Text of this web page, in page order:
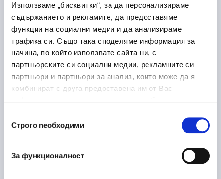
Използваме „бисквитки“, за да персонализираме
съдържанието и рекламите, да предоставяме
функции на социални медии и да анализираме
трафика си. Също така споделяме информация за
начина, по който използвате сайта ни, с
партньорските си социални медии, рекламните си
партньори и партньори за анализ, които може да я
комбинират с друга предоставена им от Вас
наСтрого nеобходими
За функционалност
на мястоСофия
Ръководител направление
металообработка
Производство
Процесен Инженер
10/06/2026